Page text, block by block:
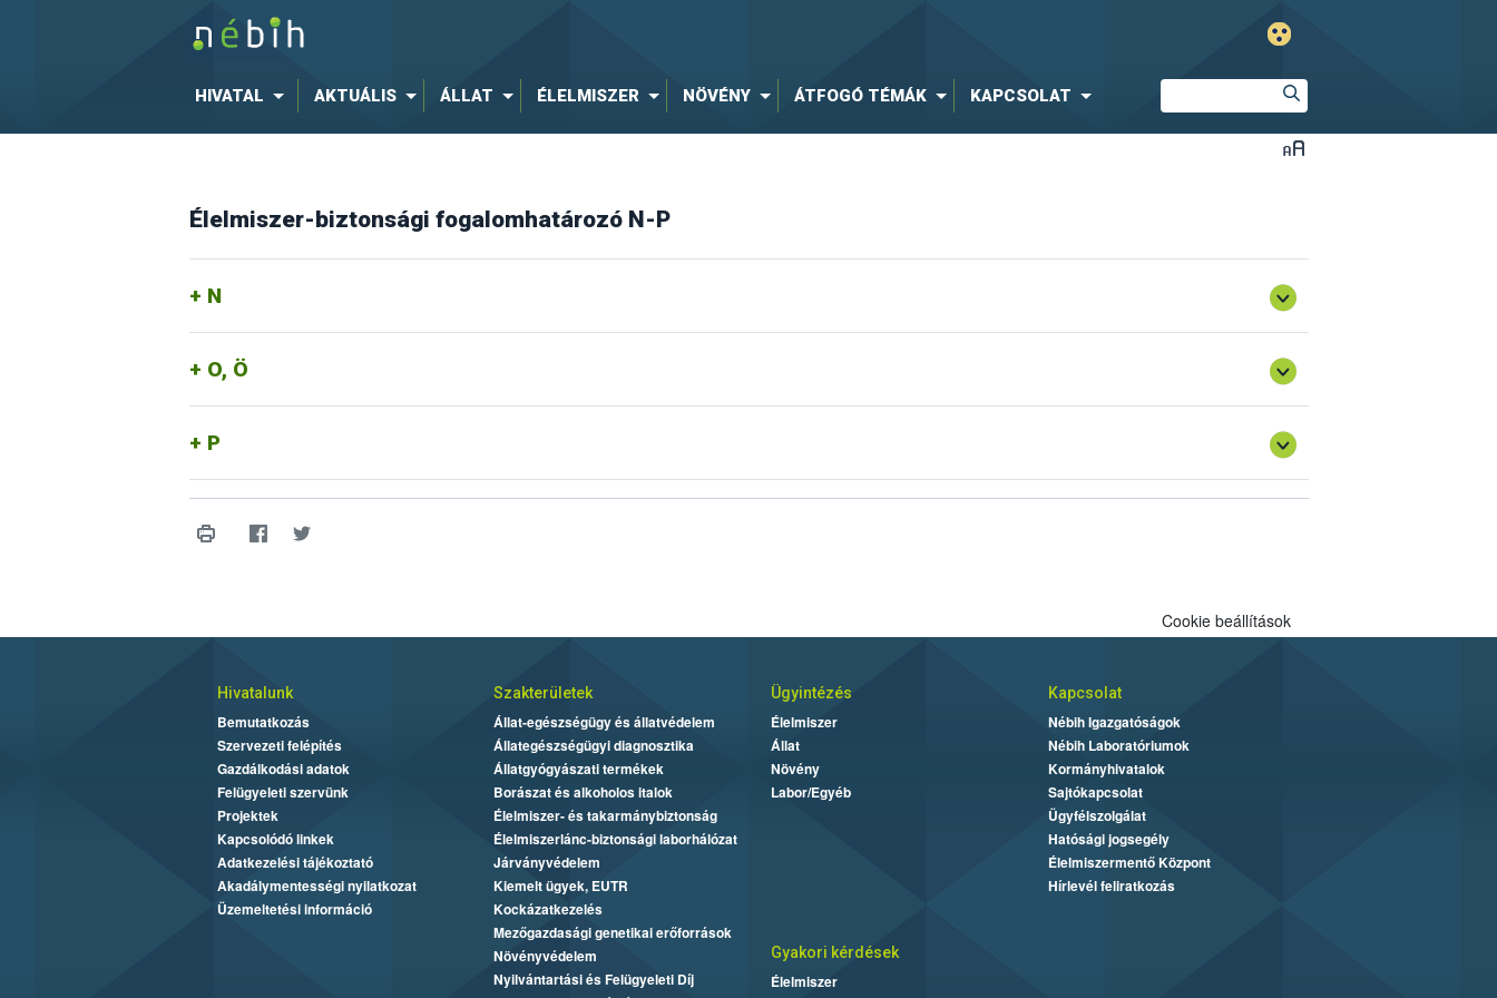
HIVATAL AKTUÁLIS ÁLLAT ÉLELMISZER NÖVÉNY ÁTFOGÓ TÉMÁK KAPCSOLAT
Élelmiszer-biztonsági fogalomhatározó N-P
N
O, Ö
P
Cookie beállítások
Hivatalunk
Bemutatkozás
Szervezeti felépítés
Gazdálkodási adatok
Felügyeleti szervünk
Projektek
Kapcsolódó linkek
Adatkezelési tájékoztató
Akadálymentességi nyilatkozat
Üzemeltetési információ
Szakterületek
Állat-egészségügy és állatvédelem
Állategészségügyi diagnosztika
Állatgyógyászati termékek
Borászat és alkoholos italok
Élelmiszer- és takarmánybiztonság
Élelmiszerlánc-biztonsági laborhálózat
Járványvédelem
Kiemelt ügyek, EUTR
Kockázatkezelés
Mezőgazdasági genetikai erőforrások
Növényvédelem
Nyilvántartási és Felügyeleti Díj
Ügyintézés
Élelmiszer
Állat
Növény
Labor/Egyéb
Kapcsolat
Nébih Igazgatóságok
Nébih Laboratóriumok
Kormányhivatalok
Sajtókapcsolat
Ügyfélszolgálat
Hatósági jogsegély
Élelmiszermentő Központ
Hírlevél feliratkozás
Gyakori kérdések
Élelmiszer